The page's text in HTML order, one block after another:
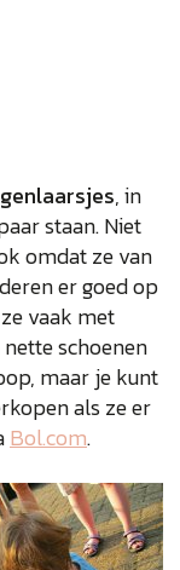
, in
staan. Niet
omdat ze van
er goed op
vaak met
schoenen
maar je kunt
als ze er
Bol.com.